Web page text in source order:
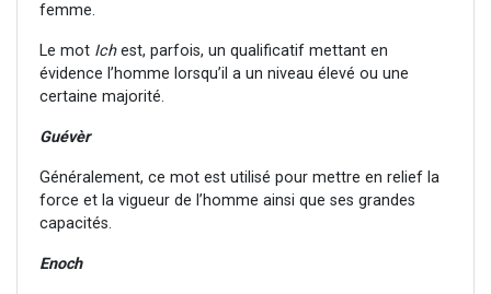
femme.
Le mot Ichest, parfois, un qualificatif mettant en
évidence l’homme lorsqu’il a un niveau élevé ou une
certaine majorité.
Guévèr
Généralement, ce mot est utilisé pour mettre en relief la
force et la vigueur de l’homme ainsi que ses grandes
capacités.
Enoch